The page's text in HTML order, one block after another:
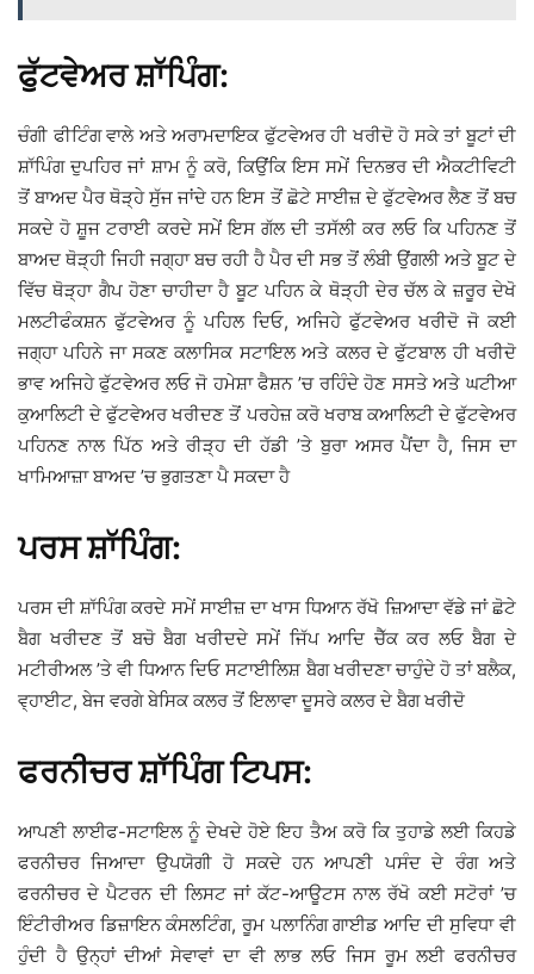
ਫੁੱਟਵੇਅਰ ਸ਼ਾੱਪਿੰਗ:
ਚੰਗੀ ਫੀਟਿੰਗ ਵਾਲੇ ਅਤੇ ਅਰਾਮਦਾਇਕ ਫੁੱਟਵੇਅਰ ਹੀ ਖਰੀਦੋ ਹੋ ਸਕੇ ਤਾਂ ਬੂਟਾਂ ਦੀ
ਸ਼ਾੱਪਿੰਗ ਦੁਪਹਿਰ ਜਾਂ ਸ਼ਾਮ ਨੂੰ ਕਰੋ, ਕਿਉਂਕਿ ਇਸ ਸਮੇਂ ਦਿਨਭਰ ਦੀ ਐਕਟੀਵਿਟੀ
ਤੋਂ ਬਾਅਦ ਪੈਰ ਥੋੜ੍ਹੇ ਸੁੱਜ ਜਾਂਦੇ ਹਨ ਇਸ ਤੋਂ ਛੋਟੇ ਸਾਈਜ਼ ਦੇ ਫੁੱਟਵੇਅਰ ਲੈਣ ਤੋਂ ਬਚ
ਸਕਦੇ ਹੋ ਸ਼ੂਜ ਟਰਾਈ ਕਰਦੇ ਸਮੇਂ ਇਸ ਗੱਲ ਦੀ ਤਸੱਲੀ ਕਰ ਲਓ ਕਿ ਪਹਿਨਣ ਤੋਂ
ਬਾਅਦ ਥੋੜ੍ਹੀ ਜਿਹੀ ਜਗ੍ਹਾ ਬਚ ਰਹੀ ਹੈ ਪੈਰ ਦੀ ਸਭ ਤੋਂ ਲੰਬੀ ਉਂਗਲੀ ਅਤੇ ਬੂਟ ਦੇ
ਵਿੱਚ ਥੋੜ੍ਹਾ ਗੈਪ ਹੋਣਾ ਚਾਹੀਦਾ ਹੈ ਬੂਟ ਪਹਿਨ ਕੇ ਥੋੜ੍ਹੀ ਦੇਰ ਚੱਲ ਕੇ ਜ਼ਰੂਰ ਦੇਖੋ
ਮਲਟੀਫੰਕਸ਼ਨ ਫੁੱਟਵੇਅਰ ਨੂੰ ਪਹਿਲ ਦਿਓ, ਅਜਿਹੇ ਫੁੱਟਵੇਅਰ ਖਰੀਦੋ ਜੋ ਕਈ
ਜਗ੍ਹਾ ਪਹਿਨੇ ਜਾ ਸਕਣ ਕਲਾਸਿਕ ਸਟਾਇਲ ਅਤੇ ਕਲਰ ਦੇ ਫੁੱਟਬਾਲ ਹੀ ਖਰੀਦੋ
ਭਾਵ ਅਜਿਹੇ ਫੁੱਟਵੇਅਰ ਲਓ ਜੋ ਹਮੇਸ਼ਾ ਫੈਸ਼ਨ ’ਚ ਰਹਿੰਦੇ ਹੋਣ ਸਸਤੇ ਅਤੇ ਘਟੀਆ
ਕੁਆਲਿਟੀ ਦੇ ਫੁੱਟਵੇਅਰ ਖਰੀਦਣ ਤੋਂ ਪਰਹੇਜ਼ ਕਰੋ ਖਰਾਬ ਕਆਲਿਟੀ ਦੇ ਫੁੱਟਵੇਅਰ
ਪਹਿਨਣ ਨਾਲ ਪਿੱਠ ਅਤੇ ਰੀੜ੍ਹ ਦੀ ਹੱਡੀ ’ਤੇ ਬੁਰਾ ਅਸਰ ਪੈਂਦਾ ਹੈ, ਜਿਸ ਦਾ
ਖਾਮਿਆਜ਼ਾ ਬਾਅਦ ’ਚ ਭੁਗਤਣਾ ਪੈ ਸਕਦਾ ਹੈ
ਪਰਸ ਸ਼ਾੱਪਿੰਗ:
ਪਰਸ ਦੀ ਸ਼ਾੱਪਿੰਗ ਕਰਦੇ ਸਮੇਂ ਸਾਈਜ਼ ਦਾ ਖਾਸ ਧਿਆਨ ਰੱਖੋ ਜ਼ਿਆਦਾ ਵੱਡੇ ਜਾਂ ਛੋਟੇ
ਬੈਗ ਖਰੀਦਣ ਤੋਂ ਬਚੋ ਬੈਗ ਖਰੀਦਦੇ ਸਮੇਂ ਜਿੱਪ ਆਦਿ ਚੈੱਕ ਕਰ ਲਓ ਬੈਗ ਦੇ
ਮਟੀਰੀਅਲ ’ਤੇ ਵੀ ਧਿਆਨ ਦਿਓ ਸਟਾਈਲਿਸ਼ ਬੈਗ ਖਰੀਦਣਾ ਚਾਹੁੰਦੇ ਹੋ ਤਾਂ ਬਲੈਕ,
ਵ੍ਹਾਈਟ, ਬੇਜ ਵਰਗੇ ਬੇਸਿਕ ਕਲਰ ਤੋਂ ਇਲਾਵਾ ਦੂਸਰੇ ਕਲਰ ਦੇ ਬੈਗ ਖਰੀਦੋ
ਫਰਨੀਚਰ ਸ਼ਾੱਪਿੰਗ ਟਿਪਸ:
ਆਪਣੀ ਲਾਈਫ-ਸਟਾਇਲ ਨੂੰ ਦੇਖਦੇ ਹੋਏ ਇਹ ਤੈਅ ਕਰੋ ਕਿ ਤੁਹਾਡੇ ਲਈ ਕਿਹਡੇ
ਫਰਨੀਚਰ ਜਿਆਦਾ ਉਪਯੋਗੀ ਹੋ ਸਕਦੇ ਹਨ ਆਪਣੀ ਪਸੰਦ ਦੇ ਰੰਗ ਅਤੇ
ਫਰਨੀਚਰ ਦੇ ਪੈਟਰਨ ਦੀ ਲਿਸਟ ਜਾਂ ਕੱਟ-ਆਊਟਸ ਨਾਲ ਰੱਖੋ ਕਈ ਸਟੋਰਾਂ ’ਚ
ਇੰਟੀਰੀਅਰ ਡਿਜ਼ਾਇਨ ਕੰਸਲਟਿੰਗ, ਰੂਮ ਪਲਾਨਿੰਗ ਗਾਈਡ ਆਦਿ ਦੀ ਸੁਵਿਧਾ ਵੀ
ਹੁੰਦੀ ਹੈ ਉਨ੍ਹਾਂ ਦੀਆਂ ਸੇਵਾਵਾਂ ਦਾ ਵੀ ਲਾਭ ਲਓ ਜਿਸ ਰੂਮ ਲਈ ਫਰਨੀਚਰ